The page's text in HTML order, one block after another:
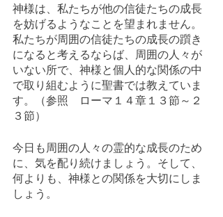
神様は、私たちが他の信徒たちの成長
を妨げるようなことを望まれません。
私たちが周囲の信徒たちの成長の躓き
になると考えるならば、周囲の人々が
いない所で、神様と個人的な関係の中
で取り組むように聖書では教えていま
す。（参照　ローマ１４章１３節～２
３節）
今日も周囲の人々の霊的な成長のため
に、気を配り続けましょう。そして、
何よりも、神様との関係を大切にしま
しょう。